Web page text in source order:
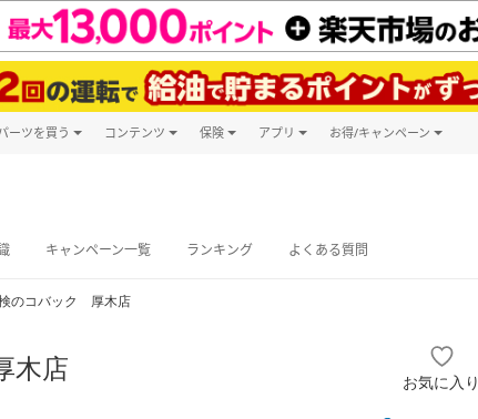
ーツを買う コンテンツ 保険 アプリ お得/キャンペーン
キャンペーン一覧 ランキング よくある質問
のコバック 厚木店
木店 お気に入り